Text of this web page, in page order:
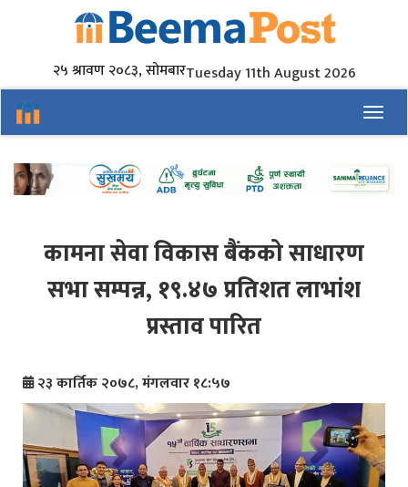
२५ श्रावण २०८३, सोमबारTuesday 11th August 2026
कामना सेवा विकास बैंकको साधारण
सभा सम्पन्न, १९.४७ प्रतिशत लाभांश
प्रस्ताव पारित
२३ कार्तिक २०७८, मंगलवार १८:५७